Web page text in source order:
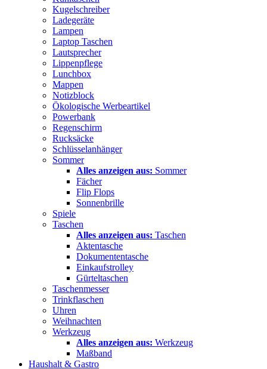
Kugelschreiber
Ladegeräte
Lampen
Laptop Taschen
Lautsprecher
Lippenpflege
Lunchbox
Mappen
Notizblock
Ökologische Werbeartikel
Powerbank
Regenschirm
Rucksäcke
Schlüsselanhänger
Sommer
Alles anzeigen aus: Sommer
Fächer
Flip Flops
Sonnenbrille
Spiele
Taschen
Alles anzeigen aus: Taschen
Aktentasche
Dokumententasche
Einkaufstrolley
Gürteltaschen
Taschenmesser
Trinkflaschen
Uhren
Weihnachten
Werkzeug
Alles anzeigen aus: Werkzeug
Maßband
Haushalt & Gastro